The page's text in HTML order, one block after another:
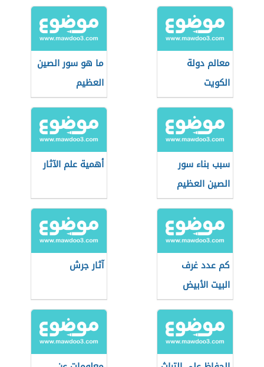
معالم دولة
الكويت
ما هو سور الصين
العظيم
سبب بناء سور
الصين العظيم
أهمية علم الآثار
كم عدد غرف
البيت الأبيض
آثار جرش